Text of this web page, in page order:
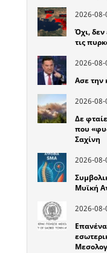
2026-08-
Όχι, δεν
τις
2026-08-
Ασε την
2026-08-
Δε
που
Σαχίνη
2026-08-
Μυϊκή
2026-08-